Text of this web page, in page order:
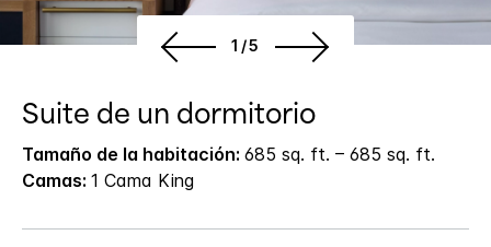
1/5
Suite de un dormitorio
Tamaño de la habitación: 685 sq. ft. – 685 sq. ft.
Camas: 1 Cama King